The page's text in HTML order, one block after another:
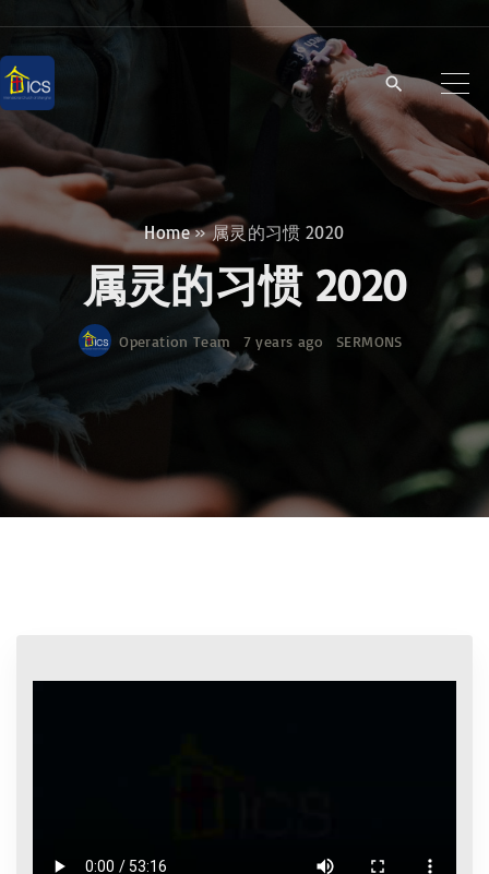
i
p
c
Home»属灵的习惯 2020
属灵的习惯 2020
Operation Team 7 years ago SERMONS